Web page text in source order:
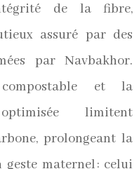
de la fibre,
assuré par des
par Navbakhor.
compostable et la
limitent
prolongeant la
geste maternel : celui